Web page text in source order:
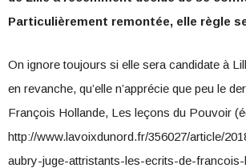
Particulièrement remontée, elle règle
On ignore toujours si elle sera candidate à
en revanche, qu’elle n’apprécie que peu le
François Hollande, Les leçons du Pouvoir
http://www.lavoixdunord.fr/356027/article/
aubry-juge-attristants-les-ecrits-de-francois-